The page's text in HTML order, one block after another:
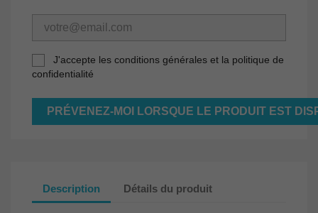
J'accepte les conditions générales et la politique de
confidentialité
PRÉVENEZ-MOI LORSQUE LE PRODUIT EST
Description Détails du produit